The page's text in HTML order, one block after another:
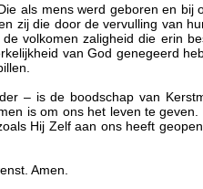
als mens werd geboren en bij
zij die door de vervulling van
volkomen zaligheid die erin
van God genegeerd
– is de boodschap van
is om ons het leven te
Hij Zelf aan ons heeft
Amen.